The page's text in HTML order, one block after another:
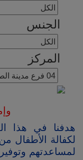
الجنس
المركز
هدفنا في هذا
لكفالة الأطفال
لمساعدتهم